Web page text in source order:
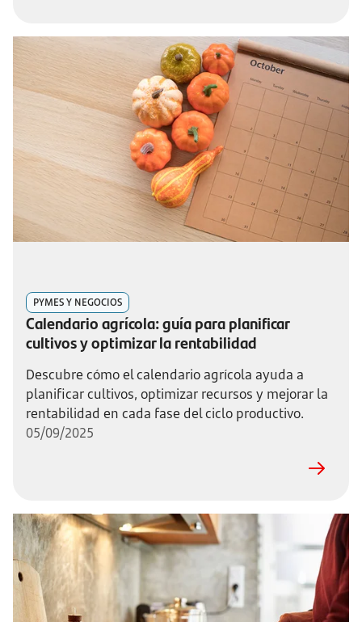
PYMES Y NEGOCIOS
Calendario agrícola: guía para planificar
cultivos y optimizar la rentabilidad
Descubre cómo el calendario agrícola ayuda a
planificar cultivos, optimizar recursos y mejorar la
rentabilidad en cada fase del ciclo productivo.
05/09/2025